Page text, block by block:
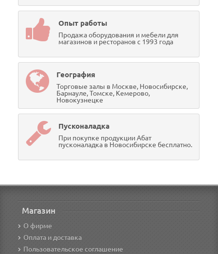
Опыт работы
Продажа оборудования и мебели для
магазинов и ресторанов с 1993 года
География
Торговые залы в Москве, Новосибирске,
Барнауле, Томске, Кемерово,
Новокузнецке
Пусконаладка
При покупке продукции Абат
пусконаладка в Новосибирске бесплатно.
Магазин
О фирме
Оплата и доставка
Пользовательское соглашение